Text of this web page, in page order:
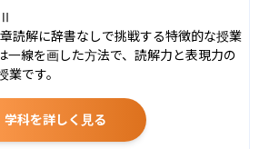
読解に辞書なしで挑戦する特徴的な授業
一線を画した方法で、読解力と表現力の
です。
学科を詳しく見る